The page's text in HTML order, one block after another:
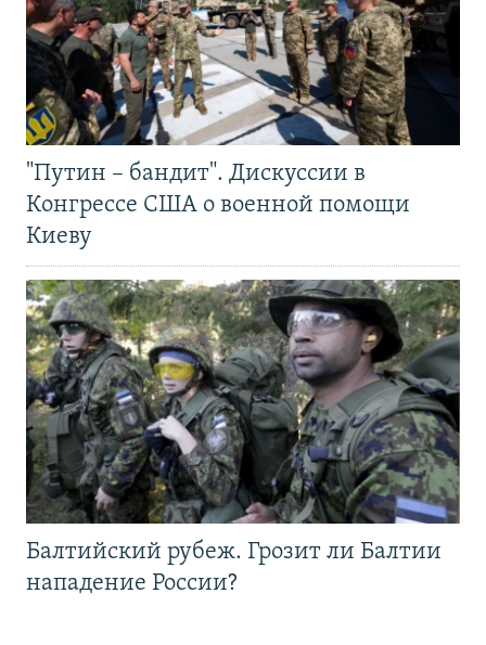
"Путин – бандит". Дискуссии в
Конгрессе США о военной помощи
Киеву
Балтийский рубеж. Грозит ли Балтии
нападение России?